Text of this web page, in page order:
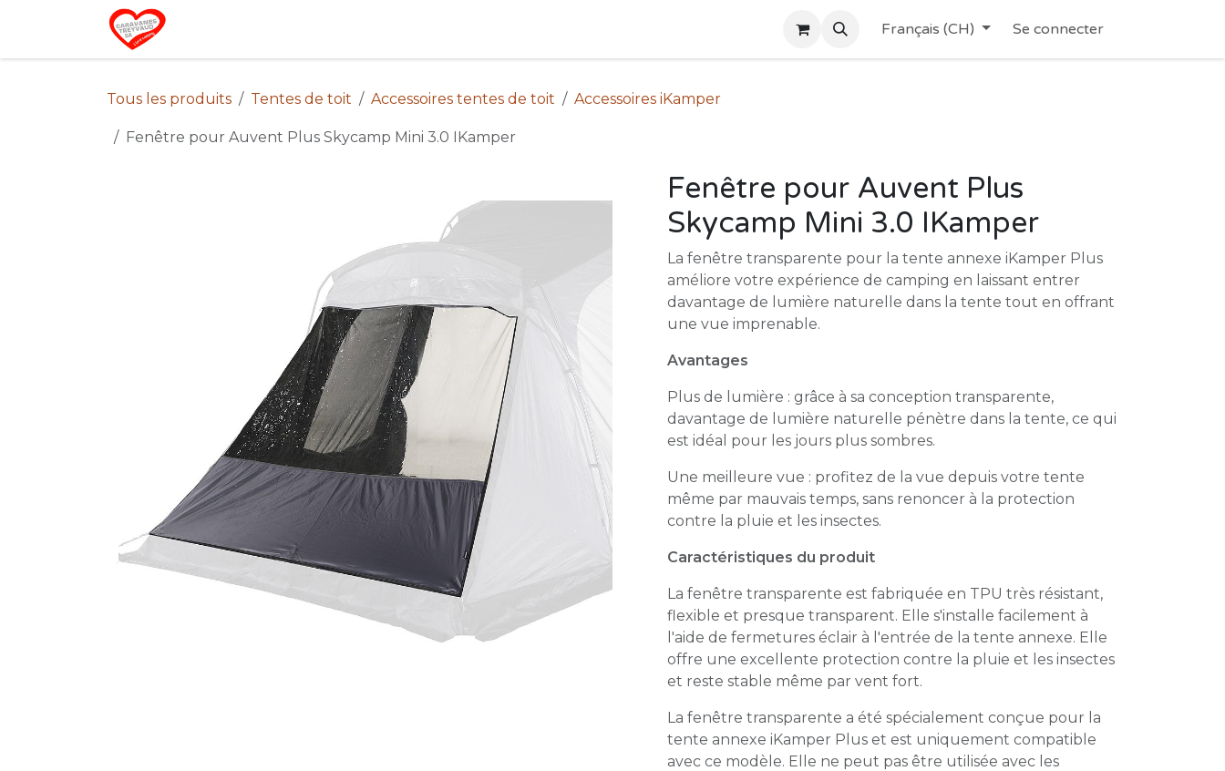
Se rendre au contenu
Français (CH) Se connecter
Tous les produits Tentes de toit Accessoires tentes de toit Accessoires iKamper
Fenêtre pour Auvent Plus Skycamp Mini 3.0 IKamper
Fenêtre pour Auvent Plus
Skycamp Mini 3.0 IKamper
La fenêtre transparente pour la tente annexe iKamper Plus
améliore votre expérience de camping en laissant entrer
davantage de lumière naturelle dans la tente tout en offrant
une vue imprenable.
Avantages
Plus de lumière : grâce à sa conception transparente,
davantage de lumière naturelle pénètre dans la tente, ce qui
est idéal pour les jours plus sombres.
Une meilleure vue : profitez de la vue depuis votre tente
même par mauvais temps, sans renoncer à la protection
contre la pluie et les insectes.
Caractéristiques du produit
La fenêtre transparente est fabriquée en TPU très résistant,
flexible et presque transparent. Elle s'installe facilement à
l'aide de fermetures éclair à l'entrée de la tente annexe. Elle
offre une excellente protection contre la pluie et les insectes
et reste stable même par vent fort.
La fenêtre transparente a été spécialement conçue pour la
tente annexe iKamper Plus et est uniquement compatible
avec ce modèle. Elle ne peut pas être utilisée avec les